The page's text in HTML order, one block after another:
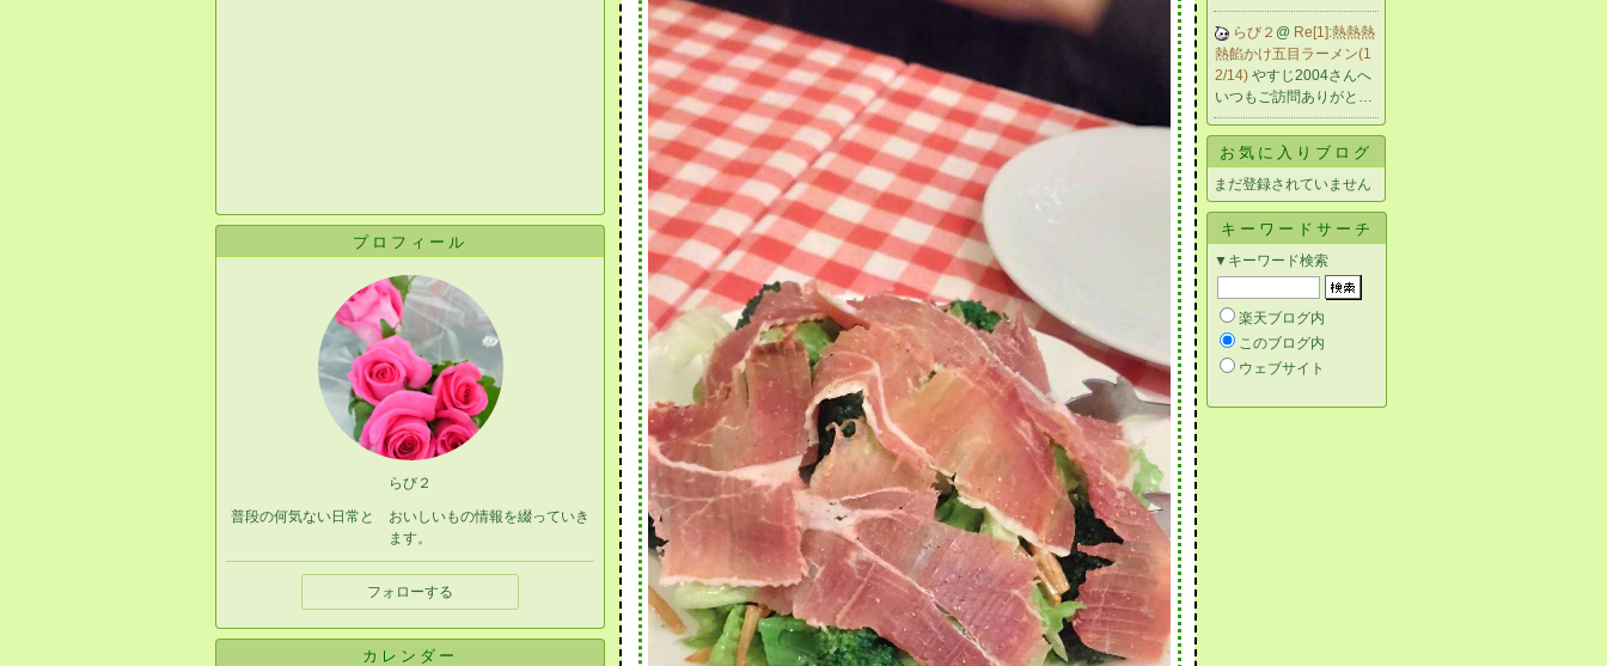
プロフィール
らび２
普段の何気ない日常と おいしいもの情報を綴っていき
ます。
フォローする
カレンダー
らび２ @ Re[1]:熱熱熱
熱餡かけ五目ラーメン(1
2/14) やすじ2004さんへ
いつもご訪問ありがと…
お気に入りブログ
まだ登録されていません
キーワードサーチ
▼キーワード検索
楽天ブログ内
このブログ内
ウェブサイト